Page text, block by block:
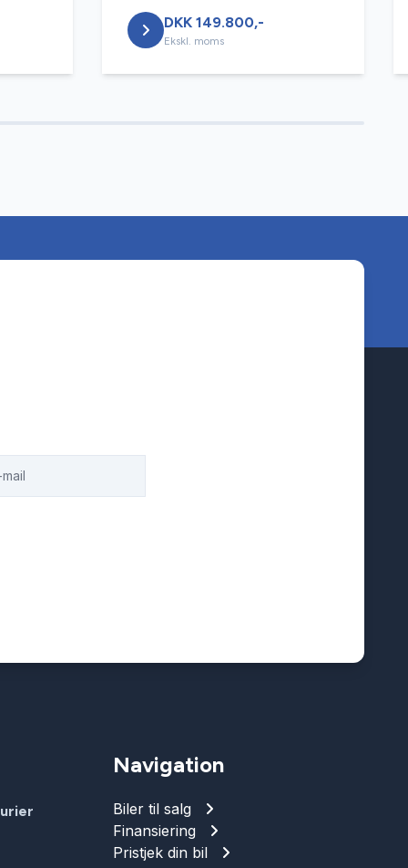
DKK 149.800,-
Ekskl. moms
Navigation
Biler til salg
Finansiering
Pristjek din bil